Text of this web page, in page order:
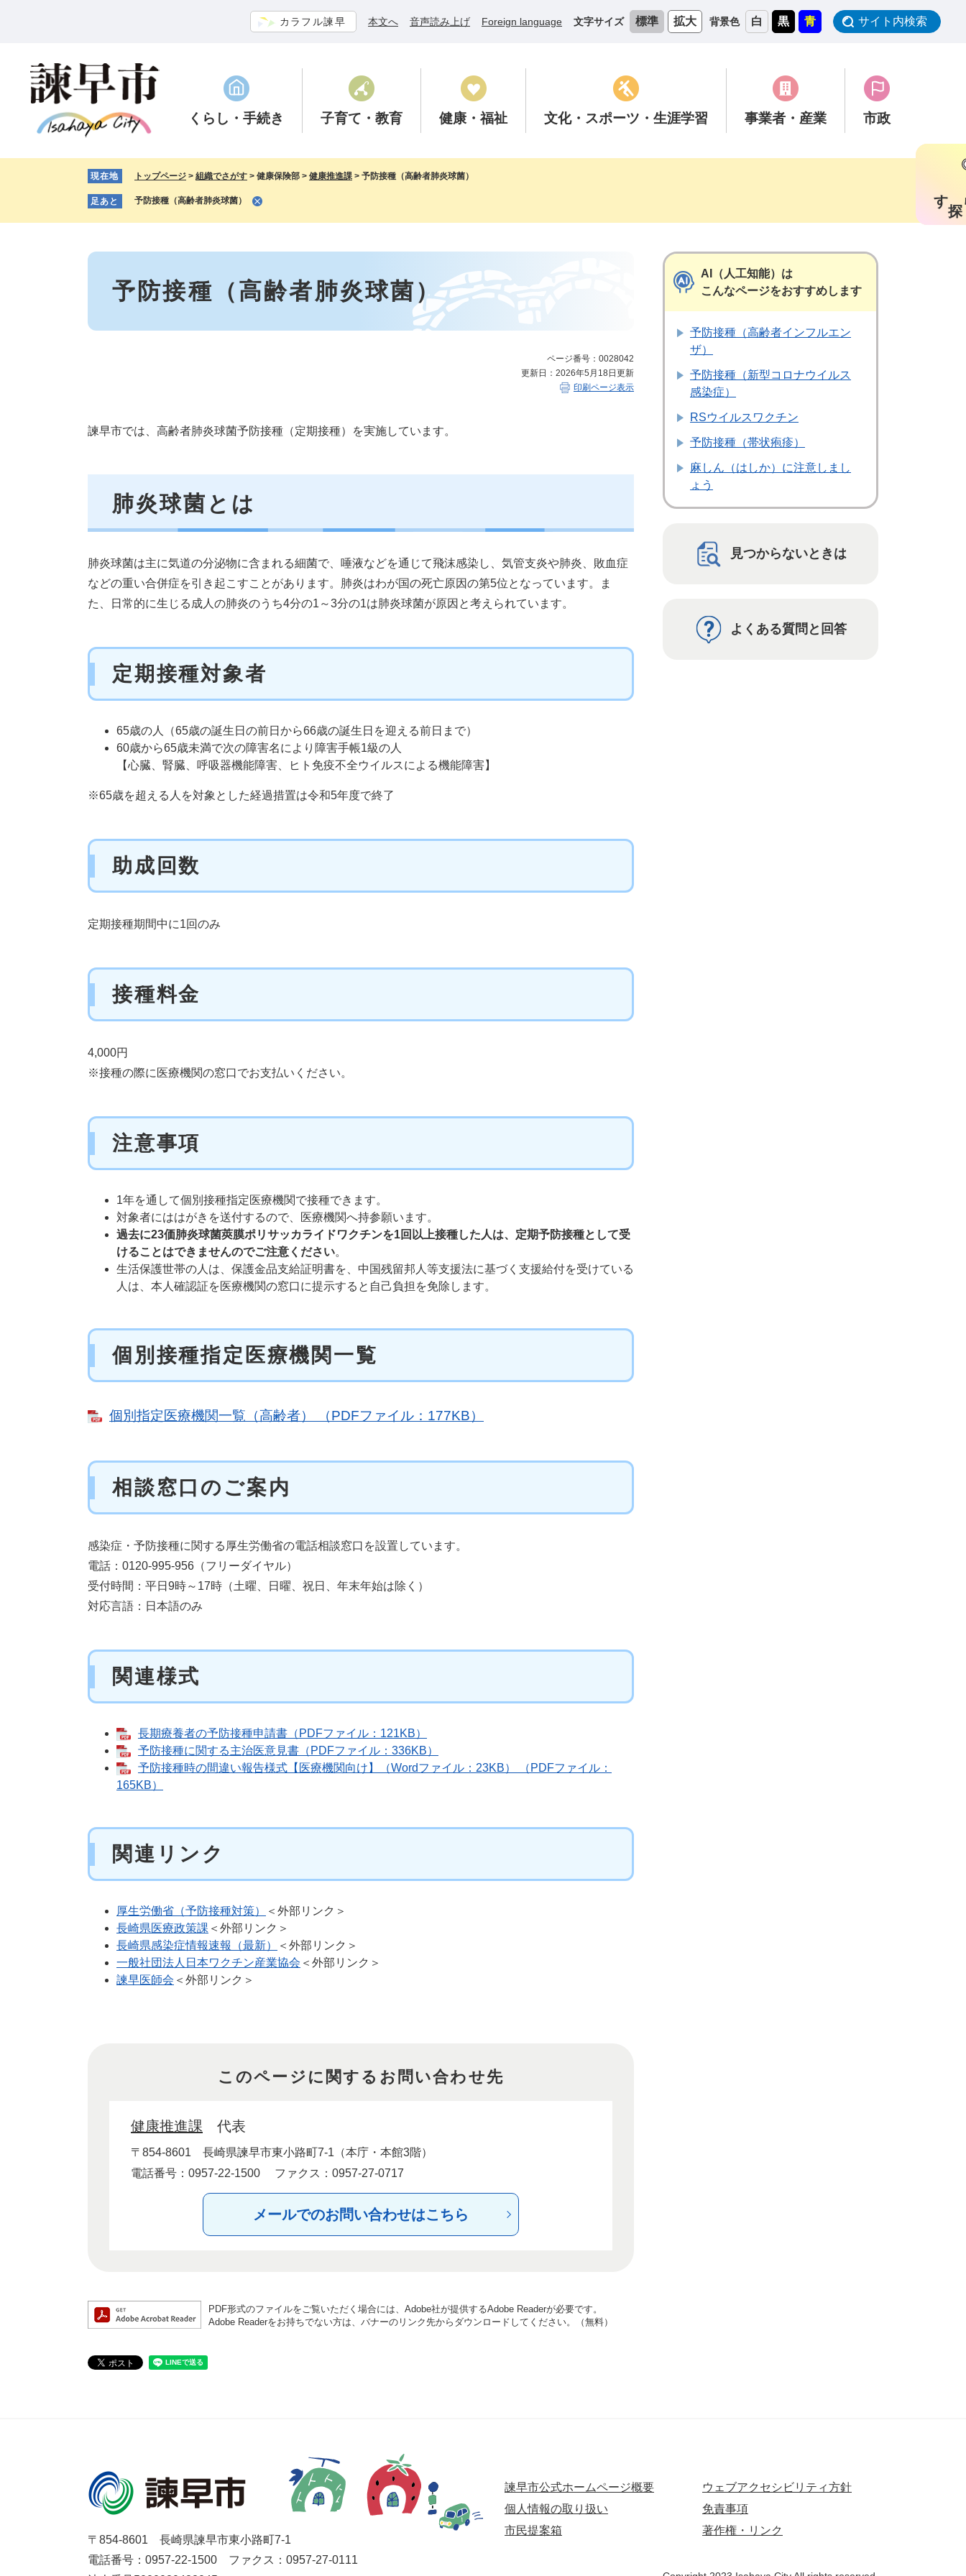
カラフル諫早 本文へ 音声読み上げ Foreign language 文字サイズ 標準 拡大 背景色 白 黒 青 サイト内検索
くらし ・手続き 子育て ・教育 健康 ・福祉 文化・スポーツ ・生涯学習 事業者 ・産業 市政
す
現在地 トップページ > 組織でさがす > 健康保険部 > 健康推進課 > 予防接種（高齢者肺炎球菌）
足あと 予防接種（高齢者肺炎球菌）
本
予防接種（高齢者肺炎球菌）
ページ番号：0028042
更新日：2026年5月18日更新
印刷ページ表示
諫早市では、高齢者肺炎球菌予防接種（定期接種）を実施しています。
肺炎球菌とは
肺炎球菌は主に気道の分泌物に含まれる細菌で、唾液などを通じて飛沫感染し、気管支炎や肺炎、敗血症
などの重い合併症を引き起こすことがあります。肺炎はわが国の死亡原因の第5位となっています。ま
た、日常的に生じる成人の肺炎のうち4分の1～3分の1は肺炎球菌が原因と考えられています。
定期接種対象者
65歳の人（65歳の誕生日の前日から66歳の誕生日を迎える前日まで）
60歳から65歳未満で次の障害名により障害手帳1級の人
【心臓、腎臓、呼吸器機能障害、ヒト免疫不全ウイルスによる機能障害】
※65歳を超える人を対象とした経過措置は令和5年度で終了
助成回数
定期接種期間中に1回のみ
接種料金
4,000円
※接種の際に医療機関の窓口でお支払いください。
注意事項
1年を通して個別接種指定医療機関で接種できます。
対象者にははがきを送付するので、医療機関へ持参願います。
過去に23価肺炎球菌莢膜ポリサッカライドワクチンを1回以上接種した人は、定期予防接種として受
けることはできませんのでご注意ください。
生活保護世帯の人は、保護金品支給証明書を、中国残留邦人等支援法に基づく支援給付を受けている
人は、本人確認証を医療機関の窓口に提示すると自己負担を免除します。
個別接種指定医療機関一覧
個別指定医療機関一覧（高齢者） （PDFファイル：177KB）
相談窓口のご案内
感染症・予防接種に関する厚生労働省の電話相談窓口を設置しています。
電話：0120-995-956（フリーダイヤル）
受付時間 ：平日9時～17時（土曜、日曜、祝日、年末年始は除く）
対応言語：日本語のみ
関連様式
長期療養者の予防接種申請書（PDFファイル：121KB）
予防接種に関する主治医意見書（PDFファイル：336KB）
予防接種時の間違い報告様式【医療機関向け】（Wordファイル：23KB） （PDFファイル：
165KB）
関連リンク
厚生労働省（予防接種対策）
＜外部リンク＞
長崎県医療政策課 ＜外部リンク＞
長崎県感染症情報速報（最新）
＜外部リンク＞
一般社団法人日本ワクチン産業協会 ＜外部リンク＞
諫早医師会 ＜外部リンク＞
このページに関するお問い合わせ先
健康推進課 代表
〒854-8601
長崎県諫早市東小路町7-1（本庁・本館3階）
電話番号：0957-22-1500
ファクス：0957-27-0717
メールでのお問い合わせはこちら
PDF形式のファイルをご覧いただく場合には、Adobe社が提供するAdobe Readerが必要です。
Adobe Readerをお持ちでない方は、バナーのリンク先からダウンロードしてください。（無料）
AI（人工知能）は
こんなページをおすすめします
予防接種（高齢者インフルエン
ザ）
予防接種（新型コロナウイルス
感染症）
RSウイルスワクチン
予防接種（帯状疱疹）
麻しん（はしか）に注意しまし
ょう
見つからないときは
よくある質問と回答
〒854-8601 長崎県諫早市東小路町7-1
電話番号：0957-22-1500
ファクス：0957-27-0111
諫早市公式ホームページ概要
ウェブアクセシビリティ方針
個人情報の取り扱い
免責事項
市民提案箱
著作権・リンク